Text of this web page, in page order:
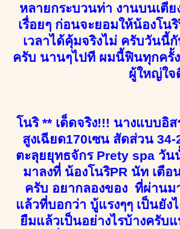
หลายกระบวนท่า งานบนเตี
เรื่อยๆ ก่อนจะยอมให้น้องโ
เวลาได้คุ้มจริงไม่ ครับวัน
ครับ นานๆไปที ผมนี้ฟินทุกค
ผู้ใหญ่ใจ
โนริ ** เด็ดจริง!!! นางแบบอิ
สูงเฉียด170เซน สัดส่วน
ตะลุยยุทธจักร Prety spa วัน
มาลงที่ น้องโนริPR นัท เตื
ครับ อยากลองของ ที่ผ่าน
แล้วที่บอกว่า บู้แรงๆๆ เป็นยั
ยืมแล้วเป็นอย่างไรบ้างครับ